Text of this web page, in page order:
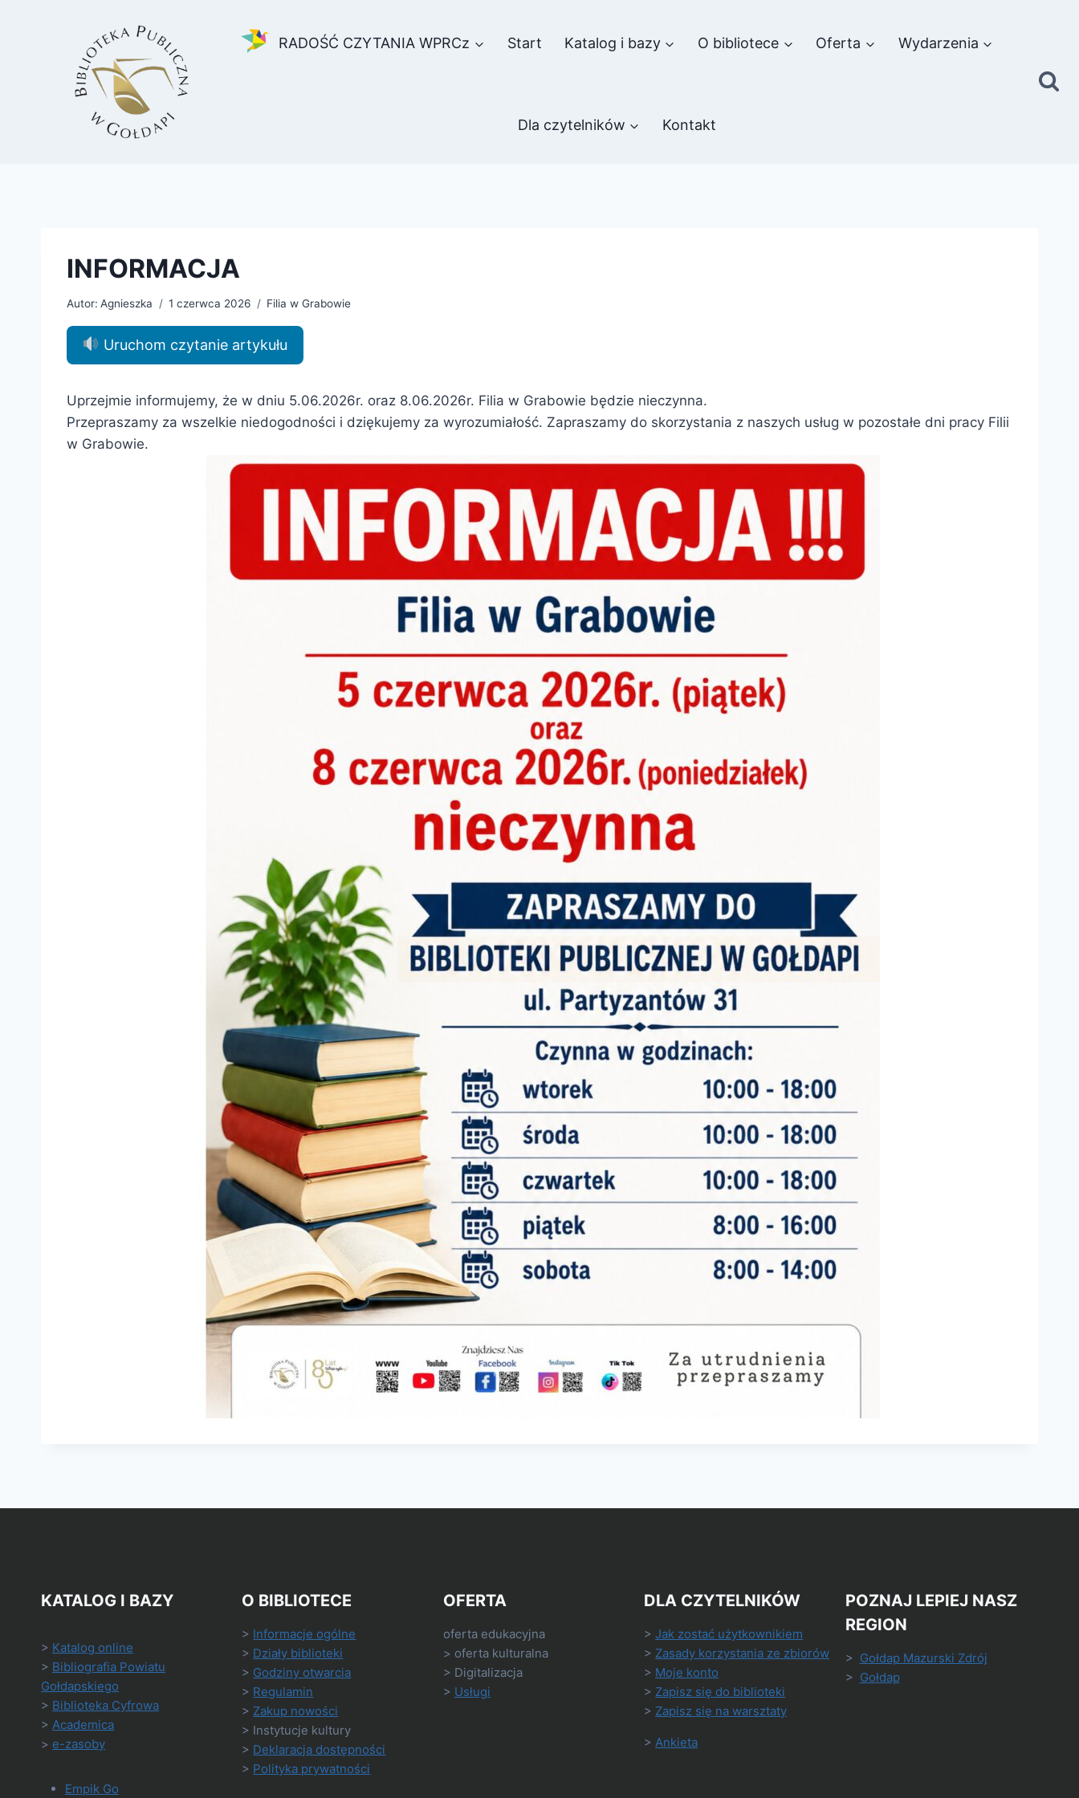
RADOŚĆ CZYTANIA WPRCz Start Katalog i bazy O bibliotece Oferta Wydarzenia
Dla czytelników Kontakt
INFORMACJA
Autor: Agnieszka 1 czerwca 2026 Filia w Grabowie
Uruchom czytanie artykułu
Uprzejmie informujemy, że w dniu 5.06.2026r. oraz 8.06.2026r. Filia w Grabowie będzie nieczynna.
Przepraszamy za wszelkie niedogodności i dziękujemy za wyrozumiałość. Zapraszamy do skorzystania z naszych usług w pozostałe dni pracy Filii
w Grabowie.
KATALOG I BAZY
> Katalog online
> Bibliografia Powiatu
Gołdapskiego
> Biblioteka Cyfrowa
> Academica
> e-zasoby
Empik Go
O BIBLIOTECE
> Informacje ogólne
> Działy biblioteki
> Godziny otwarcia
> Regulamin
> Zakup nowości
> Instytucje kultury
> Deklaracja dostępności
> Polityka prywatności
OFERTA
oferta edukacyjna
> oferta kulturalna
> Digitalizacja
> Usługi
DLA CZYTELNIKÓW
>Jak zostać użytkownikiem
> Zasady korzystania ze zbiorów
> Moje konto
> Zapisz się do biblioteki
> Zapisz się na warsztaty
> Ankieta
POZNAJ LEPIEJ NASZ
REGION
> Gołdap Mazurski Zdrój
> Gołdap